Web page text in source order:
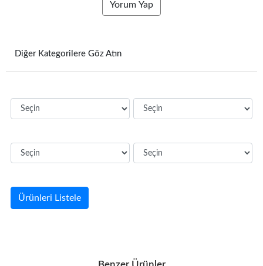
Yorum Yap
Diğer Kategorilere Göz Atın
Ürünleri Listele